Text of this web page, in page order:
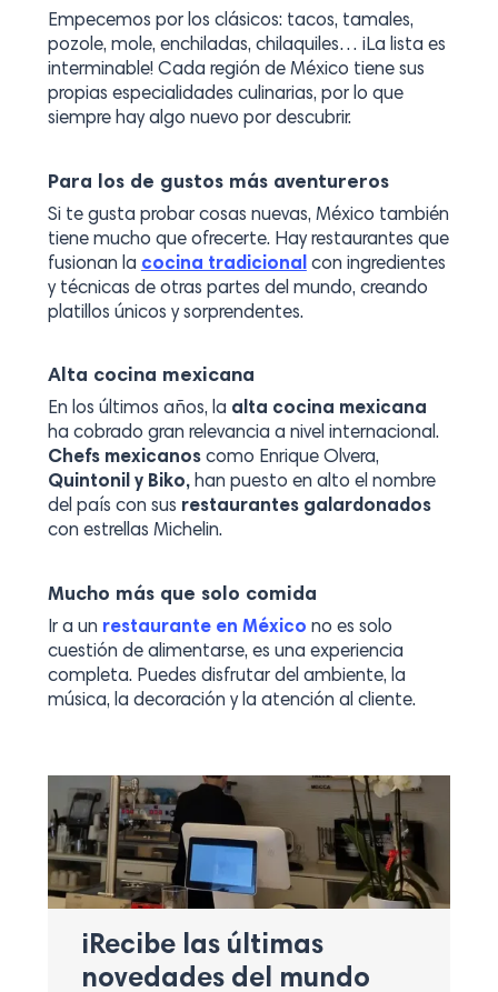
Empecemos por los clásicos: tacos, tamales,
pozole, mole, enchiladas, chilaquiles… ¡La lista es
interminable! Cada región de México tiene sus
propias especialidades culinarias, por lo que
siempre hay algo nuevo por descubrir.
Para los de gustos más aventureros
Si te gusta probar cosas nuevas, México también
tiene mucho que ofrecerte. Hay restaurantes que
fusionan la cocina tradicionalcon ingredientes
y técnicas de otras partes del mundo, creando
platillos únicos y sorprendentes.
Alta cocina mexicana
En los últimos años, la alta cocina mexicana
ha cobrado gran relevancia a nivel internacional.
Chefs mexicanoscomo Enrique Olvera,
Quintonil y Biko,han puesto en alto el nombre
del país con sus restaurantes galardonados
con estrellas Michelin.
Mucho más que solo comida
Ir a un restaurante en México no es solo
cuestión de alimentarse, es una experiencia
completa. Puedes disfrutar del ambiente, la
música, la decoración y la atención al cliente.
¡Recibe las últimas
novedades del mundo